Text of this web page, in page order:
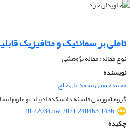
تاملی بر سمانتیک و متافیزیک
نوع مقاله : مقاله پژوهشی
نویسنده
محمدحسین محمدعلی خلج
گروه آموزشی فلسفه دانشکده ادبیات و علوم
10.22034/iw.2021.240463.1436
چکیده